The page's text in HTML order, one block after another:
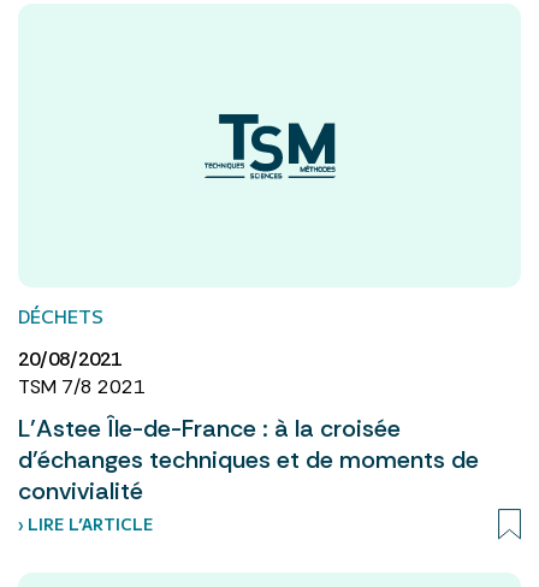
DÉCHETS
20/08/2021
TSM 7/8 2021
L’Astee Île-de-France : à la croisée
d’échanges techniques et de moments de
convivialité
› LIRE L’ARTICLE